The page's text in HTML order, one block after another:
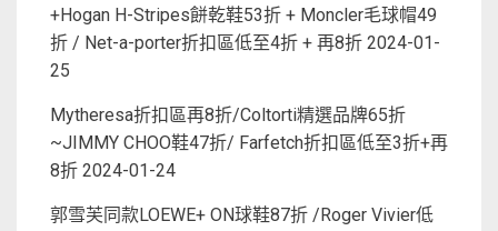
+Hogan H-Stripes餅乾鞋53折 + Moncler毛球帽49
折 / Net-a-porter折扣區低至4折 + 再8折 2024-01-
25
Mytheresa折扣區再8折/Coltorti精選品牌65折
~JIMMY CHOO鞋47折/ Farfetch折扣區低至3折+再
8折 2024-01-24
郭雪芙同款LOEWE+ ON球鞋87折 /Roger Vivier低